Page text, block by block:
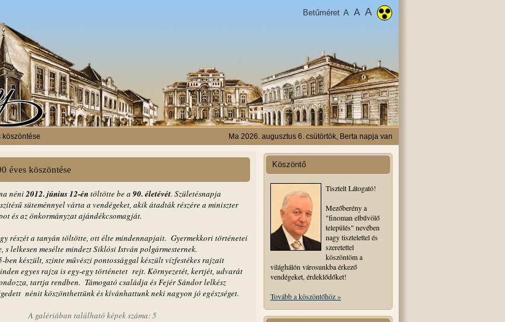
Betűméret A A A
köszöntése Ma 2026. augusztus 6. csütörtök, Berta napja van
éves köszöntése
néni2012. június 12-éntöltötte be a 90. életévét. Születésnapja
süteménnyel várta a vendégeket, akik átadták részére a miniszter
és az önkormányzat ajándékcsomagját.
részét a tanyán töltötte, ott élte mindennapjait. Gyermekkori történetei
s lelkesen mesélte mindezt Siklósi István polgármesternek.
ben készült, szinte művészi pontossággal készült vízfestékes rajzait
egyes rajza is egy-egy történetet rejt. Környezetét, kertjét, udvarát
tartja rendben. Támogató családja és Fejér Sándor lelkész
nénit köszönthettünk és kívánhattunk neki nagyon jó egészséget.
A galériában található képek száma: 5
Köszöntő
Tisztelt Látogató!
Mezőberény a
"finoman elbűvölő
település" nevében
nagy tisztelettel és
szeretettel
köszöntöm a
világhálón városunkba érkező
vendégeket, érdeklődőket!
Tovább a köszöntőhöz »